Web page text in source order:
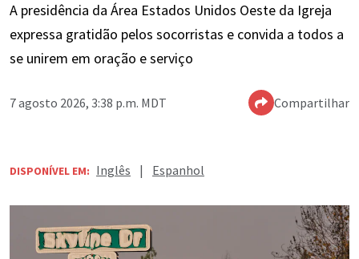
A presidência da Área Estados Unidos Oeste da Igreja
expressa gratidão pelos socorristas e convida a todos a
se unirem em oração e serviço
7 agosto 2026, 3:38 p.m. MDT Compartilhar
DISPONÍVEL EM: Inglês | Espanhol